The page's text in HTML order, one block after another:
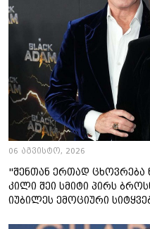
06 აგვისტო, 2026
"შენთან ერთად ცხოვრება
კილი შეი სმიტი პირს
იუბილეს ემოციური